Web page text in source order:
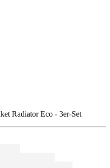
Radiator Eco - 3er-Set